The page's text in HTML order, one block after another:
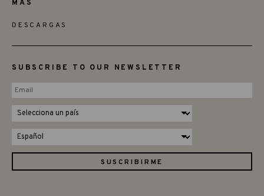
MÁS
DESCARGAS
SUBSCRIBE TO OUR NEWSLETTER